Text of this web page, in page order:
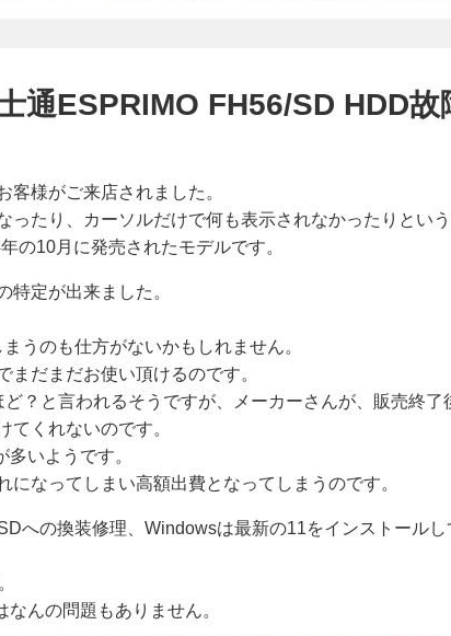
通ESPRIMO FH56/SD HDD故
様がご来店されました。
たり、カーソルだけで何も表示されなかったりという
の10月に発売されたモデルです。
特定が出来ました。
うのも仕方がないかもしれません。
だまだお使い頂けるのです。
？と言われるそうですが、メーカーさんが、販売終了
てくれないのです。
いようです。
なってしまい高額出費となってしまうのです。
への換装修理、Windowsは最新の11をインストール
んの問題もありません。